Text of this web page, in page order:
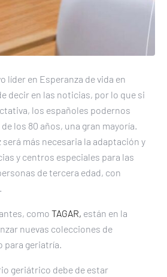
líder en Esperanza de vida en
decir en las noticias, por lo que si
los españoles podernos
los 80 años, una gran mayoría.
será más necesaria la adaptación y
y centros especiales para las
de tercera edad, con
como TAGAR, están en la
nuevas colecciones de
geriatría.
geriátrico debe de estar